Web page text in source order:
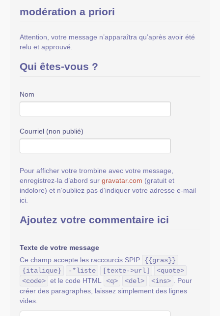
modération a priori
Attention, votre message n’apparaîtra qu’après avoir été
relu et approuvé.
Qui êtes-vous ?
Nom
Courriel (non publié)
Pour afficher votre trombine avec votre message,
enregistrez-la d’abord sur gravatar.com (gratuit et
indolore) et n’oubliez pas d’indiquer votre adresse e-mail
ici.
Ajoutez votre commentaire ici
Texte de votre message
Ce champ accepte les raccourcis SPIP
{{gras}}
{italique}
-*liste [texte->url]
<quote>
<code> et le code HTML <q> <del> <ins>
. Pour
créer des paragraphes, laissez simplement des lignes
vides.